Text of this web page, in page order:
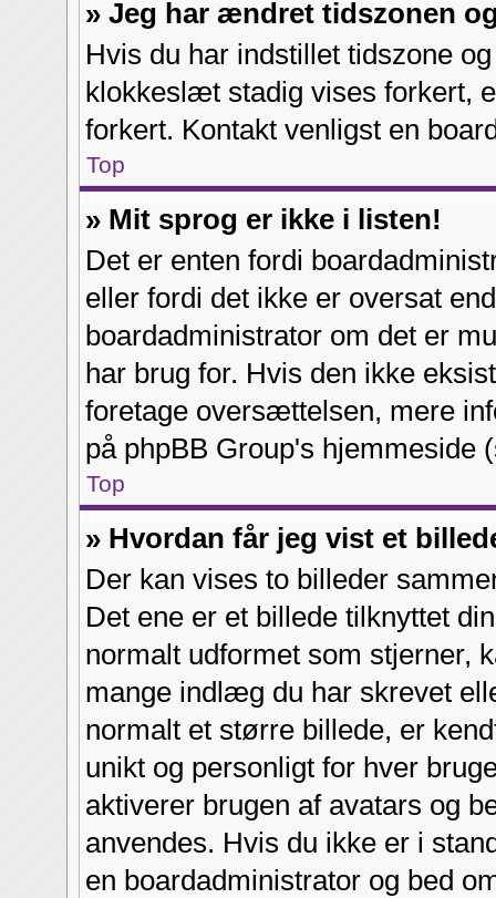
» Jeg har ændret tidszonen
Hvis du har indstillet tidszone
klokkeslæt stadig vises forkert,
forkert. Kontakt venligst en
Top
» Mit sprog er ikke i listen!
Det er enten fordi
eller fordi det ikke er oversat
boardadministrator om det er
har brug for. Hvis den ikke
foretage oversættelsen, mere
på phpBB Group's hjemmeside
Top
» Hvordan får jeg vist et
Der kan vises to billeder
Det ene er et billede tilknyttet
normalt udformet som stjerner,
mange indlæg du har skrevet
normalt et større billede, er
unikt og personligt for hver
aktiverer brugen af avatars og
anvendes. Hvis du ikke er i
en boardadministrator og bed